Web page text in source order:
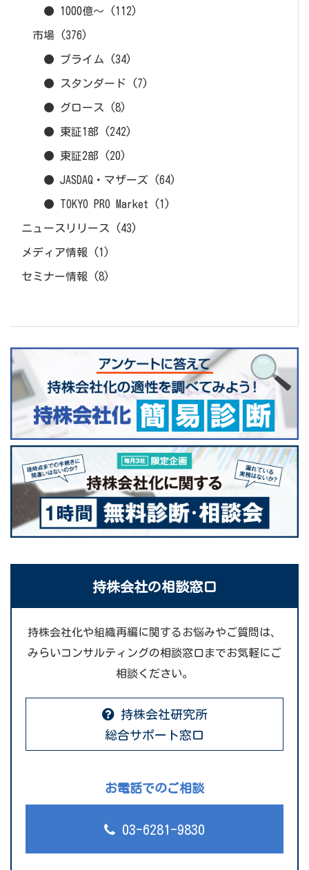
● 1000億～ (112)
市場 (376)
● プライム (34)
● スタンダード (7)
● グロース (8)
● 東証1部 (242)
● 東証2部 (20)
● JASDAQ・マザーズ (64)
● TOKYO PRO Market (1)
ニュースリリース (43)
メディア情報 (1)
セミナー情報 (8)
持株会社の相談窓口
持株会社化や組織再編に関するお悩みやご質問は、
みらいコンサルティングの相談窓口までお気軽にご
相談ください。
持株会社研究所
総合サポート窓口
お電話でのご相談
03-6281-9830